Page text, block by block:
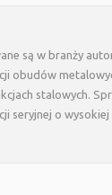
są w branży
obudów
stalowych.
seryjnej o wysokiej